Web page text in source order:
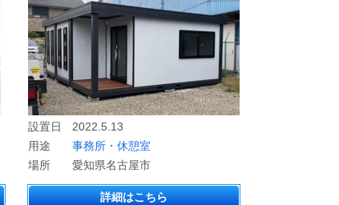
設置日
2022.5.13
用途
事務所・休憩室
場所
愛知県名古屋市
詳細はこちら